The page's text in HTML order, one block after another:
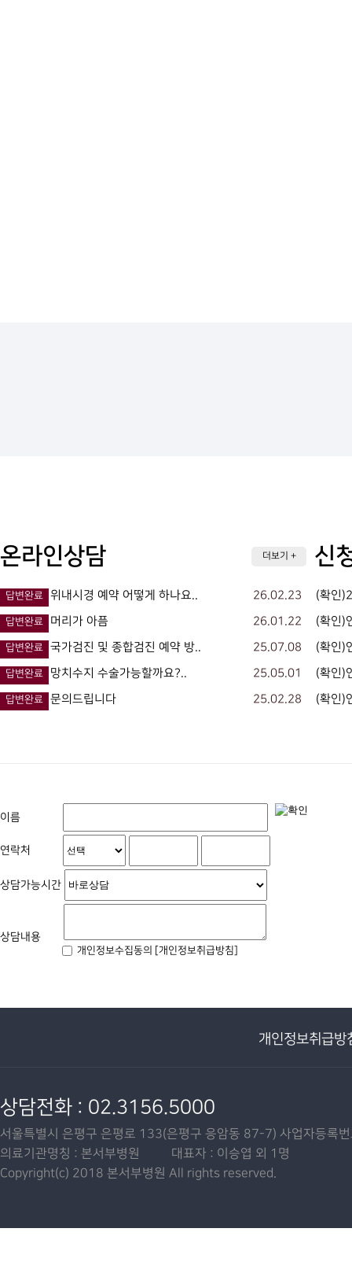
온라인상담 더보기 +
답변완료 위내시경 예약 어떻게 하나요.. 26.02.23
답변완료 머리가 아픔 26.01.22
답변완료 국가검진 및 종합검진 예약 방.. 25.07.08
답변완료 망치수지 수술가능할까요?.. 25.05.01
답변완료 문의드립니다 25.02.28
신
(확인
(확인)
(확인)
(확인)
(확인)
이름
연락처
상담가능시간
상담내용
개인정보수집동의 [개인정보취급방침]
개인정보취급방
상담전화 : 02.3156.5000
서울특별시 은평구 은평로 133(은평구 응암동 87-7) 사업자등
의료기관명칭 : 본서부병원 대표자 : 이승엽 외 1명
Copyright(c) 2018 본서부병원 All rights reserved.